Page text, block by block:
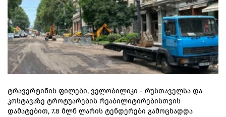
ტრავერტინის ფილები, ველობილიკი - რუსთაველსა და
კოსტავაზე ტროტუარების რეაბილიტირებისთვის
დამატებით, 7.8 მლნ ლარის ტენდერები გამოცხადდა